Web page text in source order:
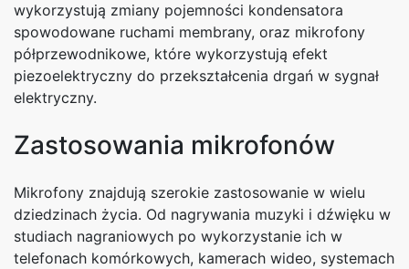
wykorzystują zmiany pojemności kondensatora
spowodowane ruchami membrany, oraz mikrofony
półprzewodnikowe, które wykorzystują efekt
piezoelektryczny do przekształcenia drgań w sygnał
elektryczny.
Zastosowania mikrofonów
Mikrofony znajdują szerokie zastosowanie w wielu
dziedzinach życia. Od nagrywania muzyki i dźwięku w
studiach nagraniowych po wykorzystanie ich w
telefonach komórkowych, kamerach wideo, systemach